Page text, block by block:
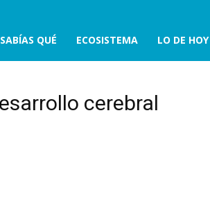
SABÍAS QUÉ ECOSISTEMA LO DE HOY
cerebral